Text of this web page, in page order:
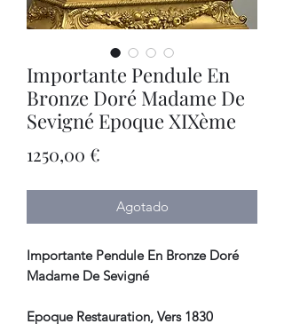
Importante Pendule En
Bronze Doré Madame De
Sevigné Epoque XIXème
1250,00 €
Agotado
Importante Pendule En Bronze Doré
Madame De Sevigné
Epoque Restauration, Vers 1830